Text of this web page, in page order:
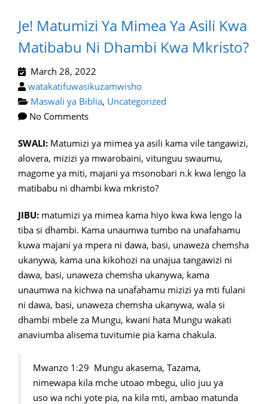
Je! Matumizi Ya Mimea Ya Asili Kwa
Matibabu Ni Dhambi Kwa Mkristo?
March 28, 2022
watakatifuwasikuzamwisho
Maswali ya Biblia, Uncategorized
No Comments
SWALI: Matumizi ya mimea ya asili kama vile tangawizi,
alovera, mizizi ya mwarobaini, vitunguu swaumu,
magome ya miti, majani ya msonobari n.k kwa lengo la
matibabu ni dhambi kwa mkristo?
JIBU: matumizi ya mimea kama hiyo kwa kwa lengo la
tiba si dhambi. Kama unaumwa tumbo na unafahamu
kuwa majani ya mpera ni dawa, basi, unaweza chemsha
ukanywa, kama una kikohozi na unajua tangawizi ni
dawa, basi, unaweza chemsha ukanywa, kama
unaumwa na kichwa na unafahamu mizizi ya mti fulani
ni dawa, basi, unaweza chemsha ukanywa, wala si
dhambi mbele za Mungu, kwani hata Mungu wakati
anaviumba alisema tuvitumie pia kama chakula.
Mwanzo 1:29 Mungu akasema, Tazama,
nimewapa kila mche utoao mbegu, ulio juu ya
uso wa nchi yote pia, na kila mti, ambao matunda